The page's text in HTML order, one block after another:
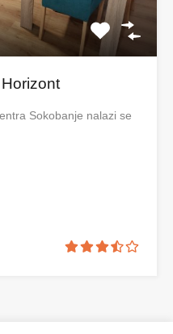
Sokobanje nalazi se